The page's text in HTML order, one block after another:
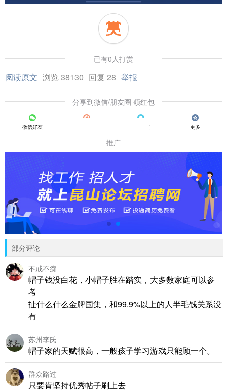
已有0人打赏
阅读原文 浏览 38130 回复 28 举报
分享到微信/朋友圈 领红包
微信好友 QQ好友 更多
推广
部分评论
不戒不痴
帽子钱没白花，小帽子胜在踏实，大多数家庭可以参
考
扯什么什么金牌国集，和99.9%以上的人半毛钱关系没
有
苏州李氏
帽子家的天赋很高，一般孩子学习游戏只能顾一个。
群众路过
只要肯坚持优秀帖子刷上去